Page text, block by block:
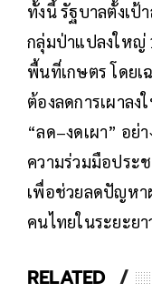
ทั้งนี้ รัฐบาลตั้งเป้
กลุ่มป่าแปลงใหญ่
พื้นที่เกษตร โดยเ
ต้องลดการเผาลง
“ลด–งดเผา” อย่
ความร่วมมือประ
เพื่อช่วยลดปัญหา
คนไทยในระยะยา
RELATED